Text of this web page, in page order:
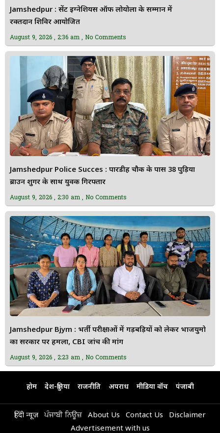
Jamshedpur : सेंट इग्नेशियस ऑफ लोयोला के सम्मान में
रक्तदान शिविर आयोजित
August 9, 2026 2:36 am No Comments
Jamshedpur Police Succes : पारडीह चौक के पास 38 पुड़िया
ब्राउन शुगर के साथ युवक गिरफ्तार
August 9, 2026 2:30 am No Comments
Jamshedpur Bjym : भर्ती परीक्षाओं में गड़बड़ियों को लेकर भाजयुमो
का सरकार पर हमला, CBI जांच की मांग
August 9, 2026 2:23 am No Comments
होम देश-दुनिया राजनीति अपराध मीडिया वॉच पंजाबी
हिंदी न्यूज़ ਪੰਜਾਬੀ ਨਿਊਜ਼ About Us Contact Us
Disclaimer
Advertisement with us